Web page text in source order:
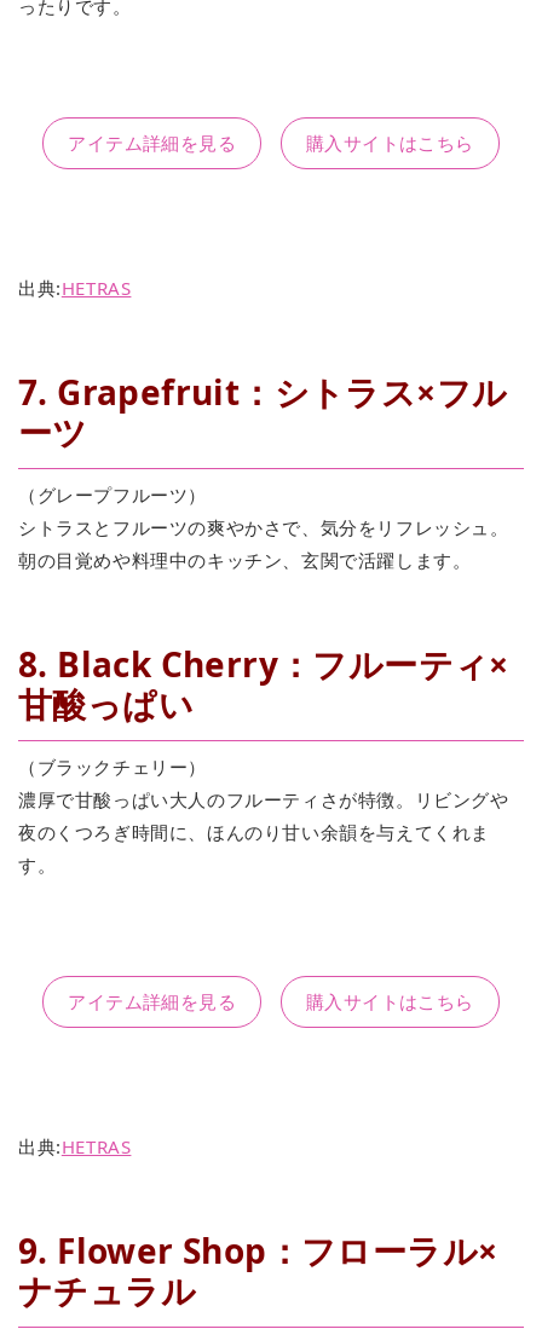
ったりです。
アイテム詳細を見る 購入サイトはこちら
出典:HETRAS
7. Grapefruit：シトラス×フル
ーツ
（グレープフルーツ）
シトラスとフルーツの爽やかさで、気分をリフレッシュ。
朝の目覚めや料理中のキッチン、玄関で活躍します。
8. Black Cherry：フルーティ×
甘酸っぱい
（ブラックチェリー）
濃厚で甘酸っぱい大人のフルーティさが特徴。リビングや
夜のくつろぎ時間に、ほんのり甘い余韻を与えてくれま
す。
アイテム詳細を見る 購入サイトはこちら
出典:HETRAS
9. Flower Shop：フローラル×
ナチュラル